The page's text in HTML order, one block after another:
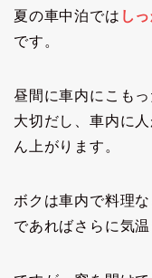
夏の車中泊では し
です。
昼間に車内にこも
大切だし、車内に
ん上がります。
ボクは車内で料理
であればさらに気